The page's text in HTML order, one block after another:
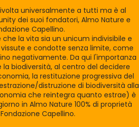
universalmente a tutti ma è al
dei suoi fondatori, Almo Nature e
Capellino.
che la vita sia un unicum indivisibile e
e condotte senza limite, come
negativamente. Da qui l'importanza
biodiversità, al centro del decidere
la restituzione progressiva del
distruzione di biodiversità alla
che reintegra quanto estrae) è
in Almo Nature 100% di proprietà
Capellino.